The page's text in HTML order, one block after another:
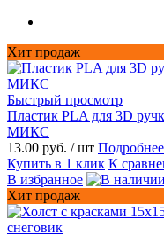
Хит продаж
Быстрый просмотр
Пластик PLA для 3D
МИКС
13.00 руб. / шт Подробнее
Купить в 1 клик К
В избранное
Хит продаж